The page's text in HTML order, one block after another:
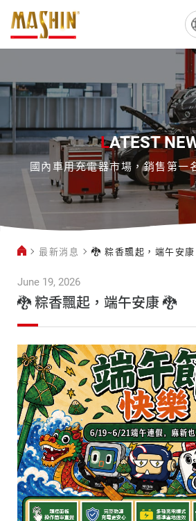
🐉
香
起，
端
LATEST
國內車用充電器市場，銷售第一
最新消息 🐉 粽香飄起，端午安康
June 19, 2026
🐉 粽香飄起，端午安康 🐉